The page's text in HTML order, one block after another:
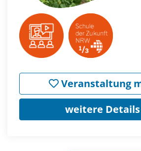
Veranstaltung
weitere Details